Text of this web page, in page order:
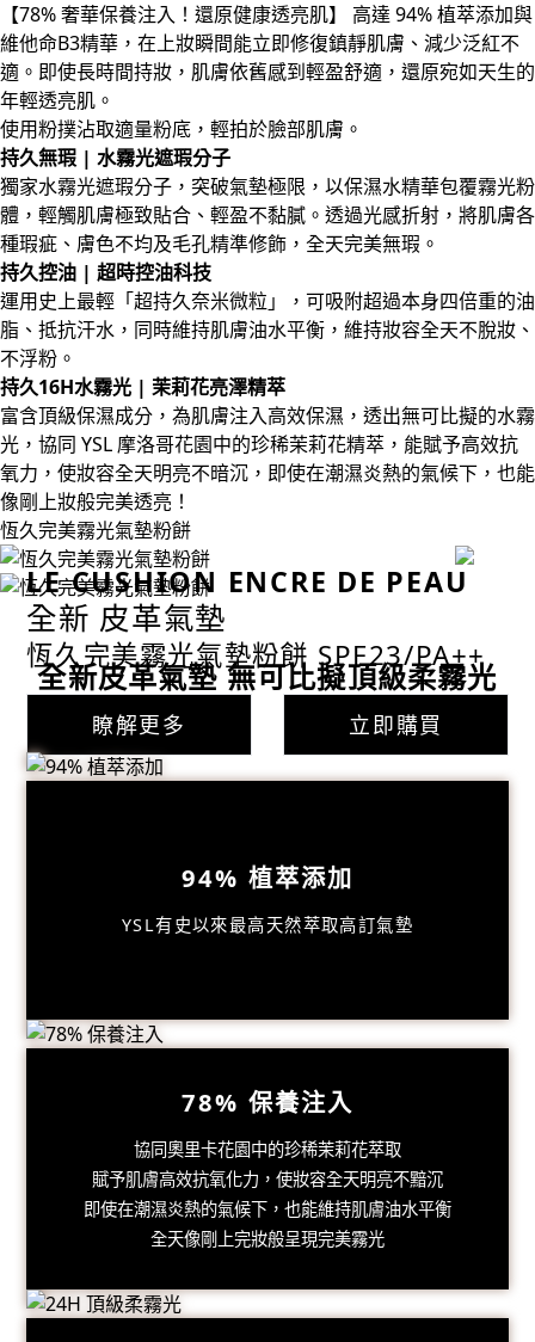
【78% 奢華保養注入！還原健康透亮肌】 高達 94% 植萃添加與
維他命B3精華，在上妝瞬間能立即修復鎮靜肌膚、減少泛紅不
適。即使長時間持妝，肌膚依舊感到輕盈舒適，還原宛如天生的
年輕透亮肌。
使用粉撲沾取適量粉底，輕拍於臉部肌膚。
持久無瑕 | 水霧光遮瑕分子
獨家水霧光遮瑕分子，突破氣墊極限，以保濕水精華包覆霧光粉
體，輕觸肌膚極致貼合、輕盈不黏膩。透過光感折射，將肌膚各
種瑕疵、膚色不均及毛孔精準修飾，全天完美無瑕。
持久控油 | 超時控油科技
運用史上最輕「超持久奈米微粒」，可吸附超過本身四倍重的油
脂、抵抗汗水，同時維持肌膚油水平衡，維持妝容全天不脫妝、
不浮粉。
持久16H水霧光 | 茉莉花亮澤精萃
富含頂級保濕成分，為肌膚注入高效保濕，透出無可比擬的水霧
光，協同 YSL 摩洛哥花園中的珍稀茉莉花精萃，能賦予高效抗
氧力，使妝容全天明亮不暗沉，即使在潮濕炎熱的氣候下，也能
像剛上妝般完美透亮！
恆久完美霧光氣墊粉餅
LE CUSHION ENCRE DE PEAU
全新 皮革氣墊
恆久完美霧光氣墊粉餅 SPF23/PA++
瞭解更多 立即購買
94%植萃養膚 24H柔霧透光
一拍超越頂級
"Fashions fade, style is eternal."
全新皮革氣墊 無可比擬頂級柔霧光
94% 植萃添加
YSL有史以來最高天然萃取高訂氣墊
78% 保養注入
協同奧里卡花園中的珍稀茉莉花萃取
賦予肌膚高效抗氧化力，使妝容全天明亮不黯沉
即使在潮濕炎熱的氣候下，也能維持肌膚油水平衡
全天像剛上完妝般呈現完美霧光
精準修飾 持久無瑕
以保濕水精華包覆霧光粉體